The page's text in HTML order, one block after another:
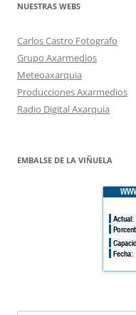
NUESTRAS WEBS
Carlos Castro Fotografo
Grupo Axarmedios
Meteoaxarquia
Producciones Axarmedios
Radio Digital Axarquia
EMBALSE DE LA VIÑUELA